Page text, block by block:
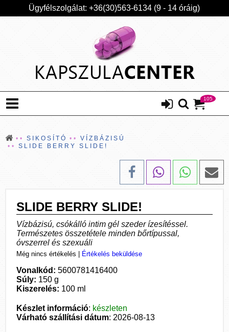
Ügyfélszolgálat: +36(30)563-6134 (9 - 14 óráig)
105
SIKOSÍTÓ
VÍZBÁZISÚ
SLIDE BERRY SLIDE!
SLIDE BERRY SLIDE!
Vízbázisú, csókálló intim gél szeder ízesítéssel.
Természetes összetétele minden bőrtípussal,
óvszerrel és szexuáli
Még nincs értékelés Értékelés beküldése
Vonalkód: 5600781416400
Súly: 150 g
Kiszerelés: 100 ml
Készlet információ: készleten
Várható szállítási dátum: 2026-08-13